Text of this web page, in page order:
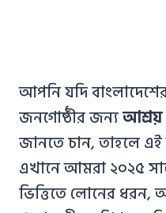
আপনি যদি বাংলাদেশের
জনগোষ্ঠীর জন্য
জানতে চান, তাহলে
এখানে আমরা ২০২৫
ভিত্তিতে লোনের ধরন,